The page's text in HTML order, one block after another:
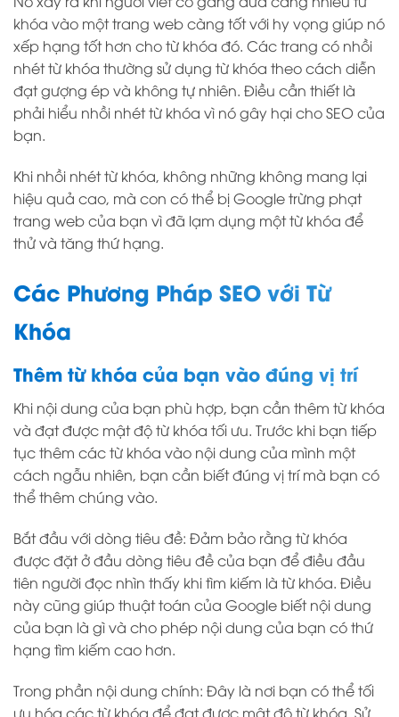
khóa vào một trang web càng tốt với hy vọng giúp nó
xếp hạng tốt hơn cho từ khóa đó. Các trang có nhồi
nhét từ khóa thường sử dụng từ khóa theo cách diễn
đạt gượng ép và không tự nhiên. Điều cần thiết là
phải hiểu nhồi nhét từ khóa vì nó gây hại cho SEO của
bạn.
Khi nhồi nhét từ khóa, không những không mang lại
hiệu quả cao, mà con có thể bị Google trừng phạt
trang web của bạn vì đã lạm dụng một từ khóa để
thử và tăng thứ hạng.
Các Phương Pháp SEO với Từ
Khóa
Thêm từ khóa của bạn vào đúng vị trí
Khi nội dung của bạn phù hợp, bạn cần thêm từ khóa
và đạt được mật độ từ khóa tối ưu. Trước khi bạn tiếp
tục thêm các từ khóa vào nội dung của mình một
cách ngẫu nhiên, bạn cần biết đúng vị trí mà bạn có
thể thêm chúng vào.
Bắt đầu với dòng tiêu đề: Đảm bảo rằng từ khóa
được đặt ở đầu dòng tiêu đề của bạn để điều đầu
tiên người đọc nhìn thấy khi tìm kiếm là từ khóa. Điều
này cũng giúp thuật toán của Google biết nội dung
của bạn là gì và cho phép nội dung của bạn có thứ
hạng tìm kiếm cao hơn.
Trong phần nội dung chính: Đây là nơi bạn có thể tối
ưu hóa các từ khóa để đạt được mật độ từ khóa. Sử